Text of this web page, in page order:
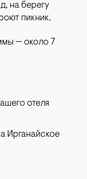
на берегу
пикник.
— около 7
отеля
Ирганайское